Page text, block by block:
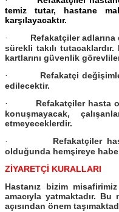
temiz tutar, hastane
karşılayacaktır.
·
Refakatçiler
sürekli takılı
kartlarını güvenlik
·
Refakatçi
edilecektir.
·
Refakatçiler hasta
konuşmayacak,
etmeyeceklerdir.
·
Refakatçiler
olduğunda hemşireye
ZİYARETÇİ KURALLARI
Hastanız bizim
amacıyla yatmaktadır. Bu
açısından önem